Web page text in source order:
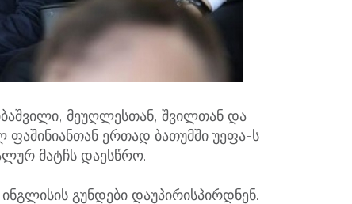
მეუღლესთან, შვილთან და
ფაშინიანთან ერთად ბათუმში უეფა-ს
მატჩს დაესწრო.
გუნდები დაუპირისპირდნენ.